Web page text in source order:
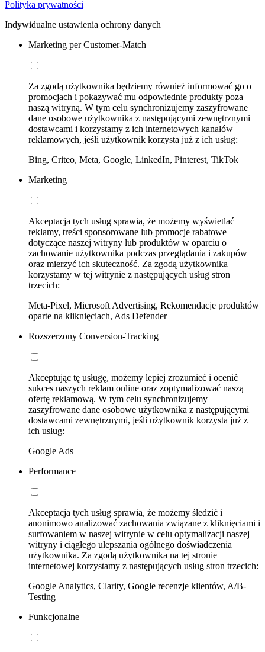
Polityka prywatności
Indywidualne ustawienia ochrony danych
Marketing per Customer-Match
Za zgodą użytkownika będziemy również informować go o
promocjach i pokazywać mu odpowiednie produkty poza
naszą witryną. W tym celu synchronizujemy zaszyfrowane
dane osobowe użytkownika z następującymi zewnętrznymi
dostawcami i korzystamy z ich internetowych kanałów
reklamowych, jeśli użytkownik korzysta już z ich usług:
Bing, Criteo, Meta, Google, LinkedIn, Pinterest, TikTok
Marketing
Akceptacja tych usług sprawia, że możemy wyświetlać
reklamy, treści sponsorowane lub promocje rabatowe
dotyczące naszej witryny lub produktów w oparciu o
zachowanie użytkownika podczas przeglądania i zakupów
oraz mierzyć ich skuteczność. Za zgodą użytkownika
korzystamy w tej witrynie z następujących usług stron
trzecich:
Meta-Pixel, Microsoft Advertising, Rekomendacje produktów
oparte na kliknięciach, Ads Defender
Rozszerzony Conversion-Tracking
Akceptując tę usługę, możemy lepiej zrozumieć i ocenić
sukces naszych reklam online oraz zoptymalizować naszą
ofertę reklamową. W tym celu synchronizujemy
zaszyfrowane dane osobowe użytkownika z następującymi
dostawcami zewnętrznymi, jeśli użytkownik korzysta już z
ich usług:
Google Ads
Performance
Akceptacja tych usług sprawia, że możemy śledzić i
anonimowo analizować zachowania związane z kliknięciami i
surfowaniem w naszej witrynie w celu optymalizacji naszej
witryny i ciągłego ulepszania ogólnego doświadczenia
użytkownika. Za zgodą użytkownika na tej stronie
internetowej korzystamy z następujących usług stron trzecich:
Google Analytics, Clarity, Google recenzje klientów, A/B-
Testing
Funkcjonalne